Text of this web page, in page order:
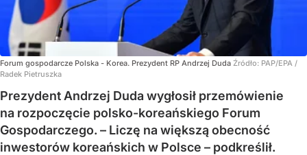
Forum gospodarcze Polska - Korea. Prezydent RP Andrzej Duda Źródło: PAP/EPA /
Radek Pietruszka
Prezydent Andrzej Duda wygłosił przemówienie
na rozpoczęcie polsko-koreańskiego Forum
Gospodarczego. – Liczę na większą obecność
inwestorów koreańskich w Polsce – podkreślił.